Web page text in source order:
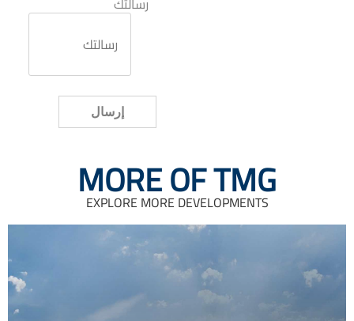
MORE OF TMG
EXPLORE MORE DEVELOPMENTS